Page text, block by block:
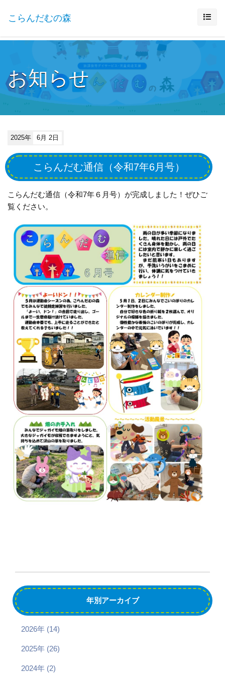
こらんだむの森
お知らせ
2025年 6月 2日
こらんだむ通信（令和7年6月号）
こらんだむ通信（令和7年６月号）が完成しました！ぜひご
覧ください。
年別アーカイブ
2026年 (14)
2025年 (26)
2024年 (2)